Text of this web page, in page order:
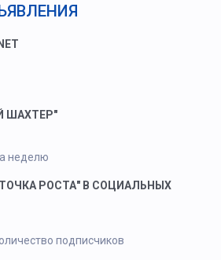
ШАХТЕР"
неделю
ТОЧКА РОСТА" В СОЦИАЛЬНЫХ
подписчиков